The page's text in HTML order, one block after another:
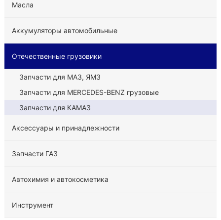
Масла
Аккумуляторы автомобильные
Отечественные грузовики
Запчасти для МАЗ, ЯМЗ
Запчасти для MERCEDES-BENZ грузовые
Запчасти для КАМАЗ
Аксессуары и принадлежности
Запчасти ГАЗ
Автохимия и автокосметика
Инструмент